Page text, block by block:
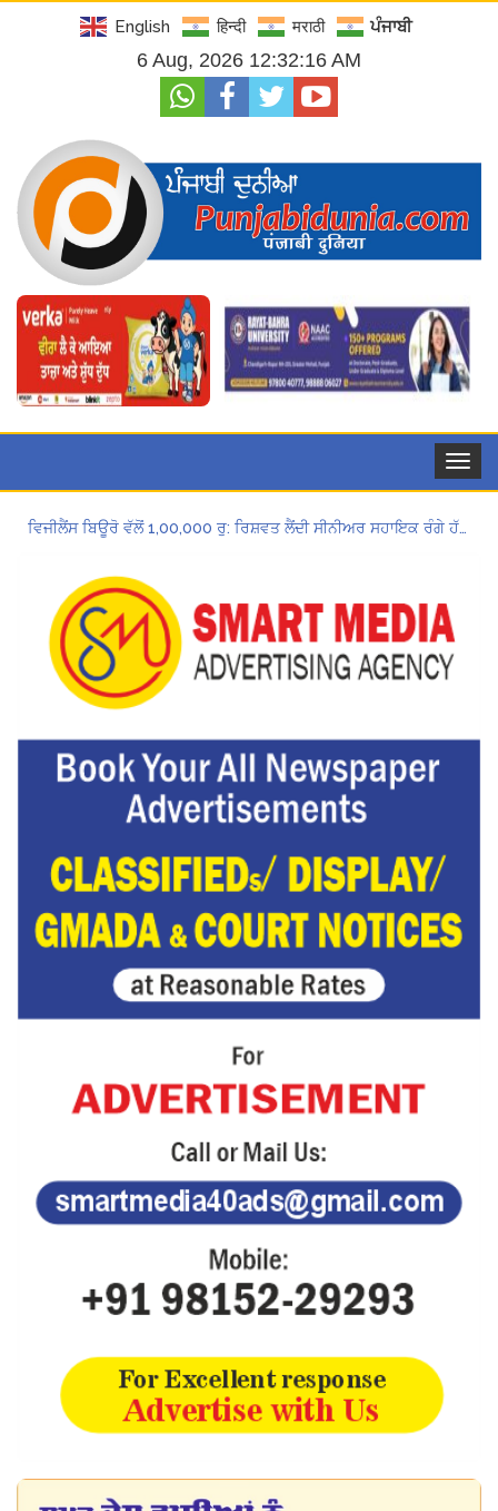
English हिन्दी मराठी ਪੰਜਾਬੀ
6 Aug, 2026 12:32:17 AM
Toggle
ਵਿਜੀਲੈਂਸ ਬਿਊਰੋ ਵੱਲੋਂ 1,00,000 ਰੁ: ਰਿਸ਼ਵਤ ਲੈਂਦੀ ਸੀਨੀਅਰ ਸਹਾਇਕ ਰੰਗੇ ਹੱਥੀਂ ਕਾਬੂ
Hukamnama Sri Darbar Sahib, Amritsar – Punjabi Dunia
ਪੰਜਾਬ ਵਿਧਾਨ ਸਭਾ ਵੱਲੋਂ E-20 ਪੈਟਰੋਲ ਦੀ ਲਾਜ਼ਮੀ ਵਰਤੋਂ ਰੋਕਣ ਲਈ ਮਤਾ ਪਾਸ
ਸੀਜੀਸੀ ਲਾਂਡਰਾਂ ਦੇ 2 ਵਿਦਿਆਰਥੀ ਰਾਸ਼ਟਰੀ ਕੈਂਪਸ ਅੰਬੈਸਡਰ ਬਣੇ
ਨਗਰ ਨਿਗਮ ‘ਚ ਸ਼ਾਮਲ ਇਲਾਕਿਆਂ ਦੇ ਲੋਕ ਬੁਨਿਆਦੀ ਸਹੂਲਤਾਂ ਤੋਂ ਵਾਂਝੇ: ਹਰਦੇਵ ਸਿੰਘ ਉੱਭਾ